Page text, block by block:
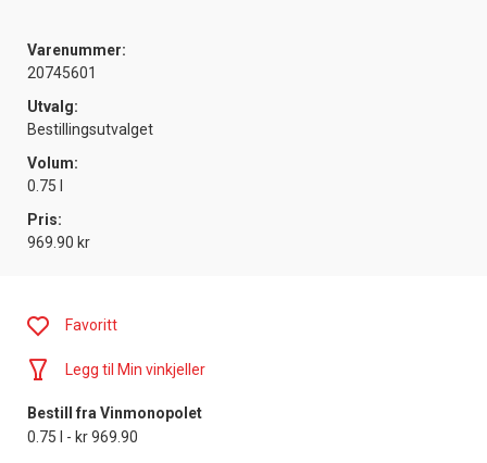
Varenummer:
20745601
Utvalg:
Bestillingsutvalget
Volum:
0.75 l
Pris:
969.90 kr
Favoritt
Legg til Min vinkjeller
Bestill fra Vinmonopolet
0.75 l - kr 969.90